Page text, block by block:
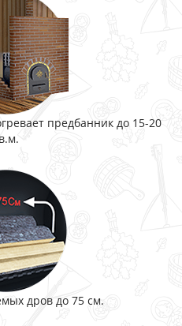
предбанник до 15-20
дров до 75 см.